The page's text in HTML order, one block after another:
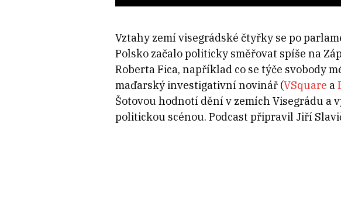
Vztahy zemí visegrádské čtyřky se po
Polsko začalo politicky směřovat spíše na
Roberta Fica, například co se týče svobody
maďarský investigativní novinář (VSquare a
Šotovou hodnotí dění v zemích Visegrádu a
politickou scénou. Podcast připravil Jiří